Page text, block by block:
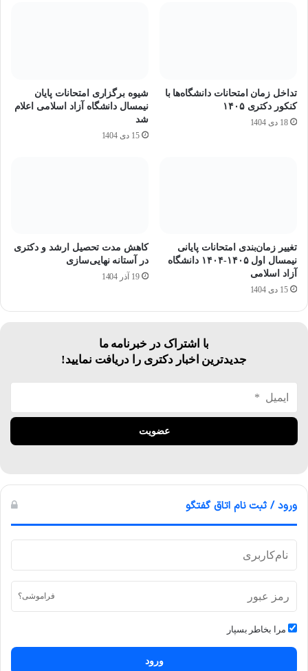
تداخل زمان امتحانات دانشگاه‌ها با
کنکور دکتری ۱۴۰۵
18 دی 1404
شیوه برگزاری امتحانات پایان
نیمسال دانشگاه آزاد اسلامی اعلام
شد
15 دی 1404
تغییر زمان‌بندی امتحانات پایانی
نیمسال اول ۱۴۰۵-۱۴۰۴ دانشگاه
آزاد اسلامی
15 دی 1404
کاهش مدت تحصیل ارشد و دکتری
در آستانه نهایی‌سازی
19 آذر 1404
با اشتراک در خبرنامه ما
جدیدترین اخبار دکتری را دریافت نمایید!
ورود / ثبت نام اتاق گفتگو
فراموشی؟
مرا بخاطر بسپار
ورود